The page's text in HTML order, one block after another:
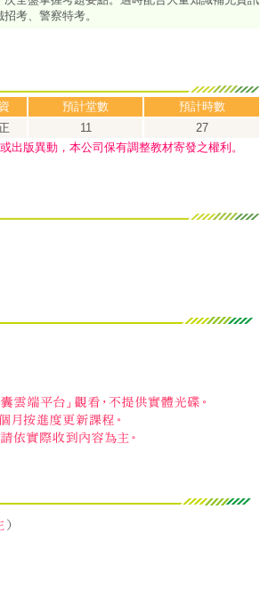
考、警察特考。
預計堂數
預計時數
11
27
出版異動，本公司保有調整教材寄發之權利。